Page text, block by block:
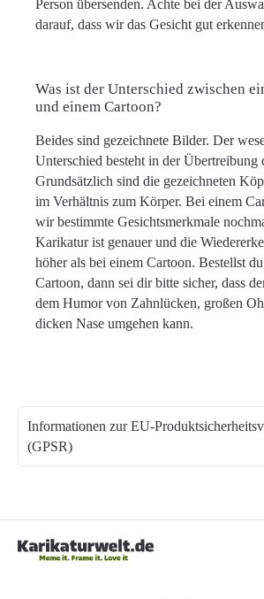
Person übersenden. Achte bei der
darauf, dass wir das Gesicht gut
Was ist der Unterschied zwischen
und einem Cartoon?
Beides sind gezeichnete Bilder. Der
Unterschied besteht in der Übertreibung
Grundsätzlich sind die gezeichneten
im Verhältnis zum Körper. Bei einem
wir bestimmte Gesichtsmerkmale
Karikatur ist genauer und die
höher als bei einem Cartoon. Bestellst
Cartoon, dann sei dir bitte sicher, dass
dem Humor von Zahnlücken, großen
dicken Nase umgehen kann.
Informationen zur EU-
(GPSR)